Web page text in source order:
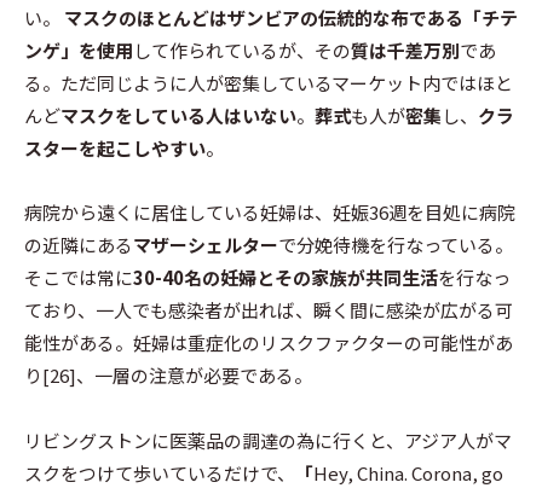
い。
マスクのほとんどはザンビアの伝統的な布である「チテ
ンゲ」を使用して作られているが、その質は千差万別であ
る。ただ同じように人が密集しているマーケット内ではほと
んどマスクをしている人はいない。 葬式も人が密集し、 クラ
スターを起こしやすい。
病院から遠くに居住している妊婦は、妊娠36週を目処に病院
の近隣にあるマザーシェルターで分娩待機を行なっている。
そこでは常に30-40名の妊婦とその家族が共同生活を行なっ
ており、一人でも感染者が出れば、瞬く間に感染が広がる可
能性がある。妊婦は重症化のリスクファクターの可能性があ
り[26]、一層の注意が必要である。
リビングストンに医薬品の調達の為に行くと、アジア人がマ
スクをつけて歩いているだけで、
「Hey, China. Corona, go